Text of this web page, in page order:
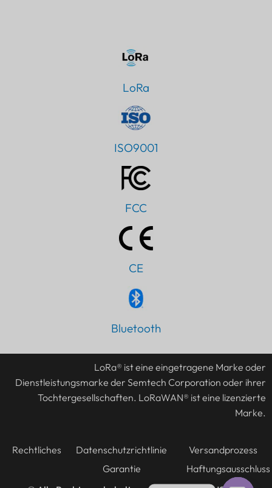
LoRa
ISO9001
FCC
CE
Bluetooth
LoRa® ist eine eingetragene Marke oder
Dienstleistungsmarke der Semtech Corporation oder ihrer
Tochtergesellschaften. LoRaWAN® ist eine lizenzierte
Marke.
Rechtliches
Datenschutzrichtlinie
Garantie
Versandprozess
Haftungsausschluss
TH
KO
JA
AR